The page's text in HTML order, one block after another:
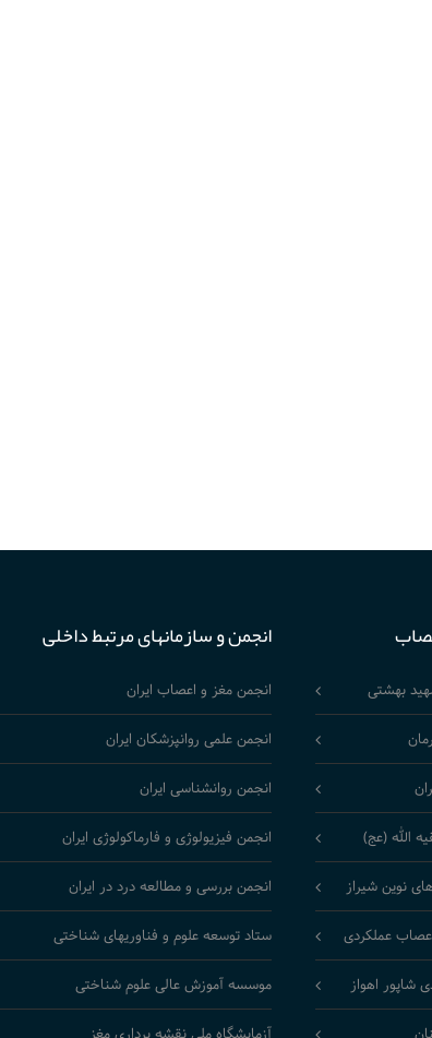
بهشتی
الله (عج)
نوین شیراز
عملکردی
شاپور اهواز
انجمن و سازمانهای مرتبط داخلی
انجمن مغز و اعصاب ایران
انجمن علمی روانپزشکان ایران
انجمن روانشناسی ایران
انجمن فیزیولوژی و فارماکولوژی ایران
انجمن بررسی و مطالعه درد در ایران
ستاد توسعه علوم و فناوریهای شناختی
موسسه آموزش عالی علوم شناختی
آزمایشگاه ملی نقشه برداری مغز